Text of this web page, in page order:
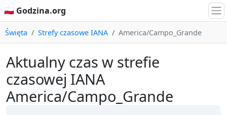
🇵🇱 Godzina.org
Święta Strefy czasowe IANA America/Campo_Grande
Aktualny czas w strefie
czasowej IANA
America/Campo_Grande